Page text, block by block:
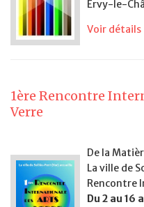
Ervy-le-
Voir détails
1ère Rencontre
Verre
De la
La ville de
Rencontre
Du 2 au 16